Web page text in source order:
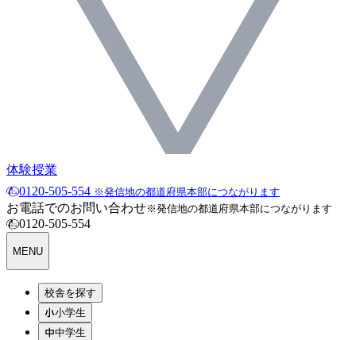
体験授業
0120-505-554 ※発信地の都道府県本部につながります
お電話でのお問い合わせ※発信地の都道府県本部につながります
0120-505-554
MENU
校舎を探す
小学生
中学生